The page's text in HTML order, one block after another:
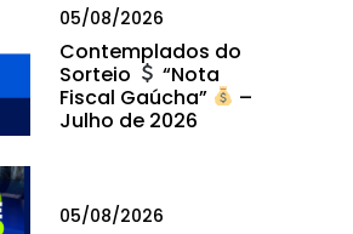
05/08/2026
Contemplados do
Sorteio
“Nota
Fiscal Gaúcha”
–
Julho de 2026
05/08/2026